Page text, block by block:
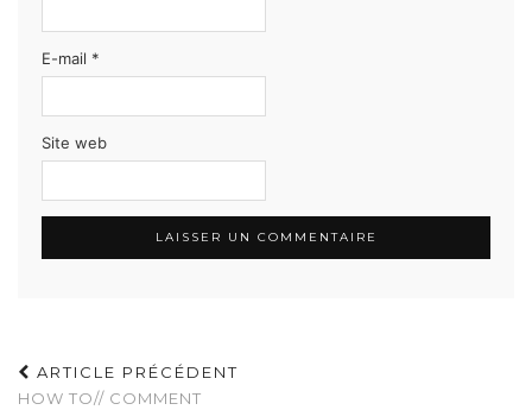
E-mail *
Site web
ARTICLE PRÉCÉDENT
HOW TO// COMMENT